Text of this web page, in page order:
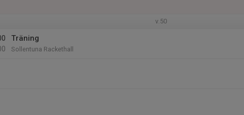
v.50
Träning
Sollentuna Rackethall